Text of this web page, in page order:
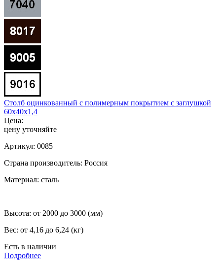
Столб оцинкованный с полимерным покрытием с заглушкой
60x40x1,4
Цена:
цену уточняйте
Артикул: 0085
Страна производитель: Россия
Материал: сталь
Высота: от 2000 до 3000 (мм)
Вес: от 4,16 до 6,24 (кг)
Есть в наличии
Подробнее